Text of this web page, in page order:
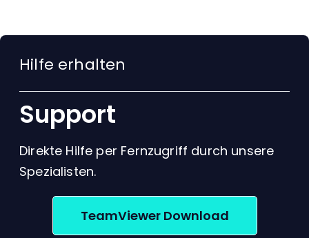
Hilfe erhalten
Support
Direkte Hilfe per Fernzugriff durch unsere
Spezialisten.
TeamViewer Download